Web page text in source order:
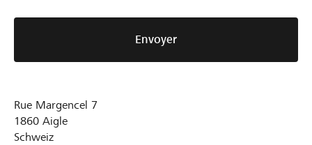
Envoyer
Rue Margencel 7
1860 Aigle
Schweiz